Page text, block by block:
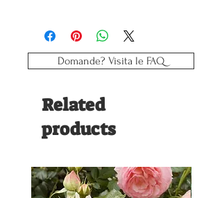
Esposizione: Mezz'ombra
Domande? Visita le FAQ
Related
products